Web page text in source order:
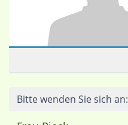
Bitte wenden Sie sich an: